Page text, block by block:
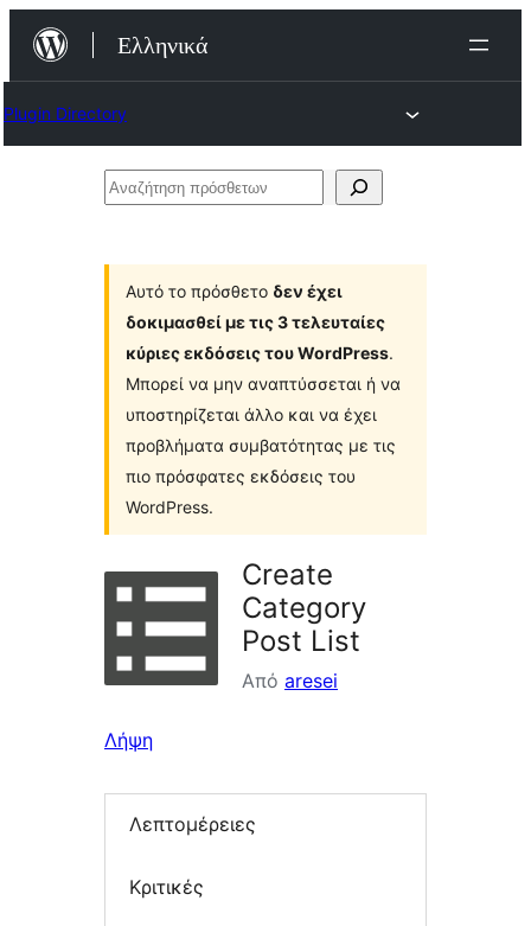
Μετάβαση
στο
Ελληνικά
Plugin Directory
Αναζήτηση
Αυτό το πρόσθετο δεν έχει
δοκιμασθεί με τις 3 τελευταίες
κύριες εκδόσεις του WordPress.
Μπορεί να μην αναπτύσσεται ή να
υποστηρίζεται άλλο και να έχει
προβλήματα συμβατότητας με τις
πιο πρόσφατες εκδόσεις του
WordPress.
Create
Category
Post List
Από aresei
Λήψη
Λεπτομέρειες
Κριτικές